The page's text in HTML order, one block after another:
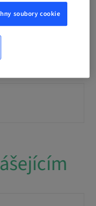
soubory cookie